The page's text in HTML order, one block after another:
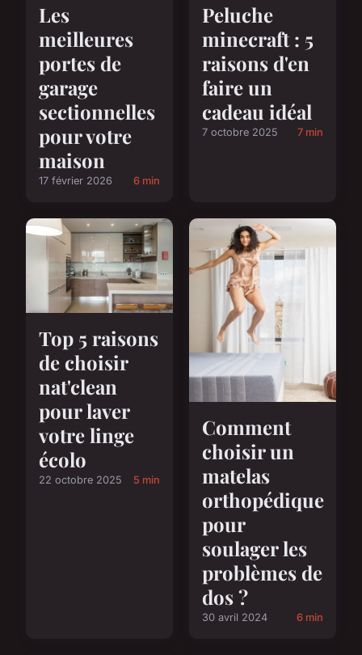
Les
meilleures
portes de
garage
sectionnelles
pour votre
maison
17 février 2026 6 min
Peluche
minecraft : 5
raisons d'en
faire un
cadeau idéal
7 octobre 2025 7 min
Top 5 raisons
de choisir
nat'clean
pour laver
votre linge
écolo
22 octobre 2025 5 min
Comment
choisir un
matelas
orthopédique
pour
soulager les
problèmes de
dos ?
30 avril 2024 6 min